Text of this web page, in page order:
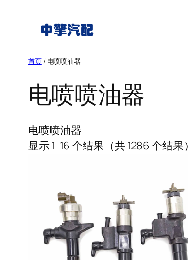
首页/ 电喷喷油器
电喷喷油器
电喷喷油器
显示 1-16 个结果（共 1286 个结果）